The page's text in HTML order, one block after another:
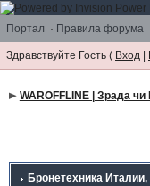
Портал · Правила форума
Здравствуйте Гость ( Вход |
WAROFFLINE | Зрада
Бронетехника Италии,